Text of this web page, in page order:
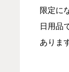
限定に
日用品
ありま